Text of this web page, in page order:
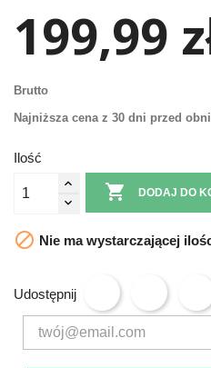
199,99
Brutto
Najniższa cena z 30 dni przed
Ilość
 DODAJ DO
 Nie ma wystarczającej
Udostępnij